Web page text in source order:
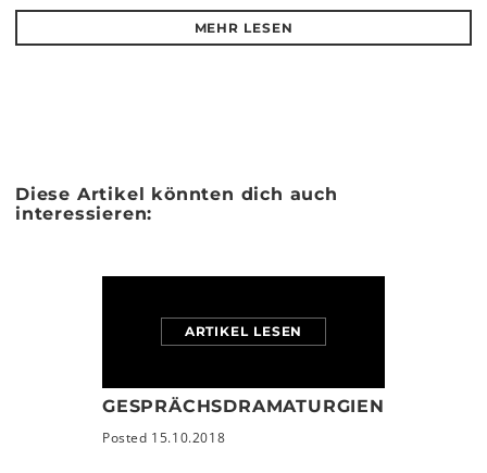
MEHR LESEN
Diese Artikel könnten dich auch
interessieren: